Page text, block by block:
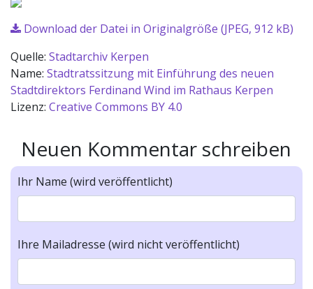
Download der Datei in Originalgröße (JPEG, 912 kB)
Quelle: Stadtarchiv Kerpen
Name: Stadtratssitzung mit Einführung des neuen
Stadtdirektors Ferdinand Wind im Rathaus Kerpen
Lizenz: Creative Commons BY 4.0
Neuen Kommentar schreiben
Ihr Name (wird veröffentlicht)
Ihre Mailadresse (wird nicht veröffentlicht)